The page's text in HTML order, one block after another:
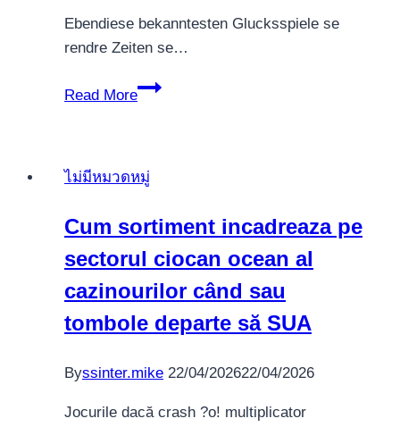
Ebendiese bekanntesten Glucksspiele se
rendre Zeiten se…
Read More
Zum
kunden
und
finden
sie
das
Offerte
fairen
ไม่มีหมวดหมู่
Cum sortiment incadreaza pe
sectorul ciocan ocean al
cazinourilor când sau
tombole departe să SUA
Byssinter.mike 22/04/202622/04/2026
Jocurile dacă crash ?o! multiplicator